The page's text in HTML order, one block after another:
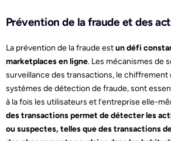
Prévention de la fraude et des
La prévention de la fraude estun défi
marketplaces en ligne. Les mécanismes de
surveillance des transactions, le chiffrement
systèmes de détection de fraude, sont
à la fois les utilisateurs et l’entreprise elle-
des transactions permet de détecter les
ou suspectes, telles que des transactions